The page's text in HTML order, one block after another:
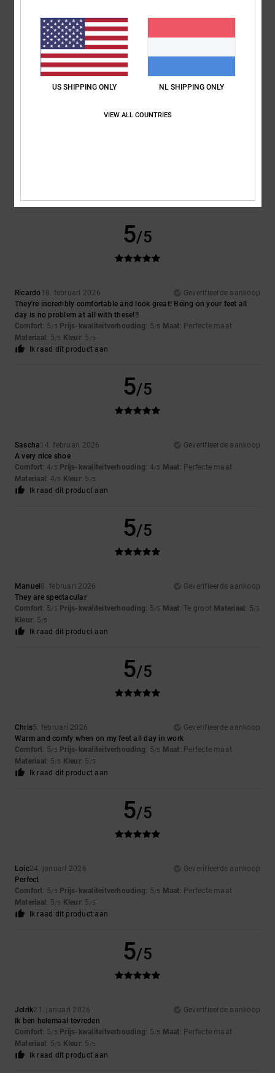
Well made, fab price
: 5/5 Prijs-kwaliteitverhouding
Materiaal: 5/5 Kleur: 5/5
Ik raad dit product aan
5/5
Ricardo18. februari 2026
Geverifieerde aankoop
They're incredibly comfortable and look great! Being on your feet all
day is no problem at all with these!!!
Comfort: 5/5 Prijs-kwaliteitverhouding: 5/5 Maat: Perfecte maat
Materiaal : 5/5 Kleur: 5 /5
Ik raad dit product aan
5/5
Sascha14. februari 2026
Geverifieerde aankoop
A very nice shoe
Comfort: 4/5 Prijs-kwaliteitverhouding: 4/5 Maat: Perfecte maat
Materiaal : 4/5 Kleur: 5 /5
Ik raad dit product aan
5/5
Manuel 8. februari 2026
Geverifieerde aankoop
They are spectacular
Comfort: 5/5 Prijs-kwaliteitverhouding: 5/5 Maat: Te groot Materiaal : 5/5
Kleur: 5/5
Ik raad dit product aan
5/5
Chris5. februari 2026
Geverifieerde aankoop
Warm and comfy when on my feet all day in work
Comfort: 5/5 Prijs-kwaliteitverhouding: 5/5 Maat: Perfecte maat
Materiaal : 5/5 Kleur: 5 /5
Ik raad dit product aan
5/5
Loic24. januari 2026
Geverifieerde aankoop
Perfect
Comfort: 5/5 Prijs-kwaliteitverhouding: 5/5 Maat: Perfecte maat
Materiaal : 5/5 Kleur: 5 /5
Ik raad dit product aan
5/5
Jelrik21. januari 2026
Geverifieerde aankoop
Ik ben helemaal tevreden
Comfort: 5/5 Prijs-kwaliteitverhouding: 5/5 Maat: Perfecte maat
Materiaal : 5/5 Kleur: 5 /5
Ik raad dit product aan
US SHIPPING ONLY NL SHIPPING ONLY
VIEW ALL COUNTRIES